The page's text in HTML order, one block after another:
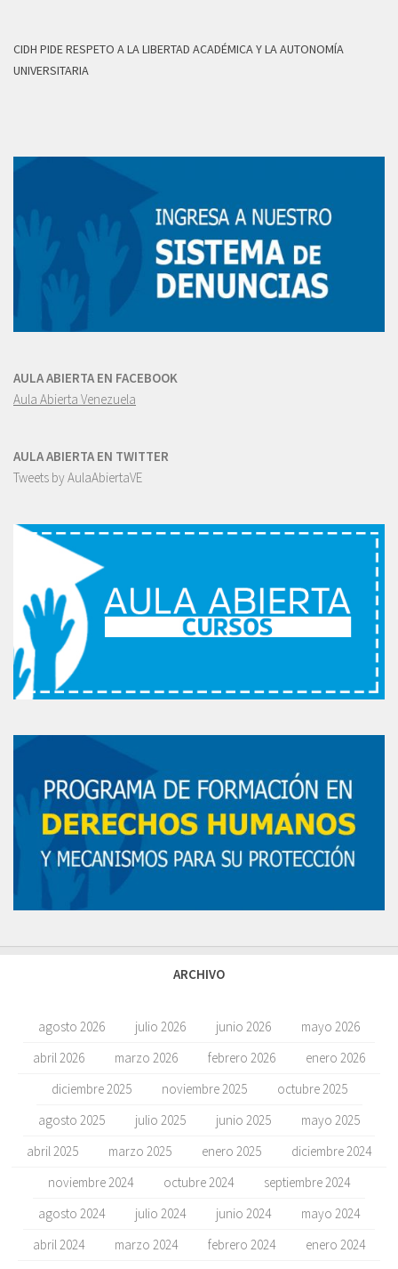
CIDH PIDE RESPETO A LA LIBERTAD ACADÉMICA Y LA AUTONOMÍA
UNIVERSITARIA
AULA ABIERTA EN FACEBOOK
Aula Abierta Venezuela
AULA ABIERTA EN TWITTER
Tweets by AulaAbiertaVE
ARCHIVO
agosto 2026 julio 2026 junio 2026
mayo 2026
abril 2026
marzo 2026 febrero 2026
enero 2026
diciembre 2025
noviembre 2025
octubre 2025
agosto 2025
julio 2025 junio 2025
mayo 2025
abril 2025
marzo 2025 enero 2025
diciembre 2024
noviembre 2024
octubre 2024
septiembre 2024
agosto 2024
julio 2024 junio 2024
mayo 2024
abril 2024
marzo 2024 febrero 2024
enero 2024